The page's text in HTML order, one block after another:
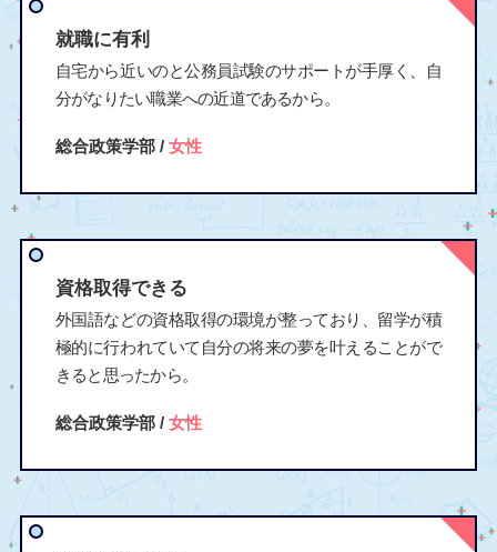
就職に有利
自宅から近いのと公務員試験のサポートが手厚く、自
分がなりたい職業への近道であるから。
総合政策学部 / 女性
資格取得できる
外国語などの資格取得の環境が整っており、留学が積
極的に行われていて自分の将来の夢を叶えることがで
きると思ったから。
総合政策学部 / 女性